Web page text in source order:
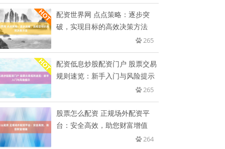
配资世界网 点点策略：逐步突
破，实现目标的高效决策方法
265
配资低息炒股配资门户 股票交易
规则速览：新手入门与风险提示
265
股票怎么配资 正规场外配资平
台：安全高效，助您财富增值
264